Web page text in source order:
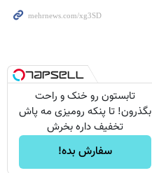
تابستون رو خنک و راحت
بگذرون! تا پنکه رومیزی مه پاش
تخفیف داره بخرش
سفارش بده!